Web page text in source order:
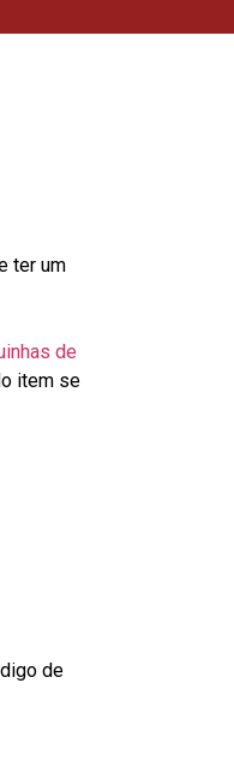
ter um
de
item se
de